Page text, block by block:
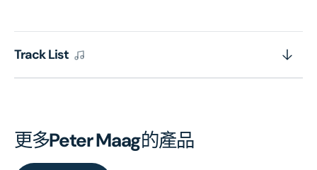
Fingal’s
Cave,
Night’s
Dream
(SACD)
Track List
更多Peter Maag的產品